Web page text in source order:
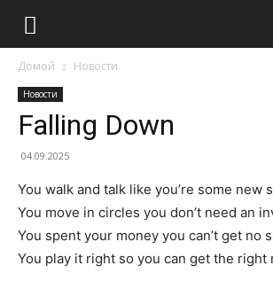
Домой Новости
Новости
Falling Down
04.09.2025
You walk and talk like you’re some new
You move in circles you don’t need an
You spent your money you can’t get no
You play it right so you can get the right